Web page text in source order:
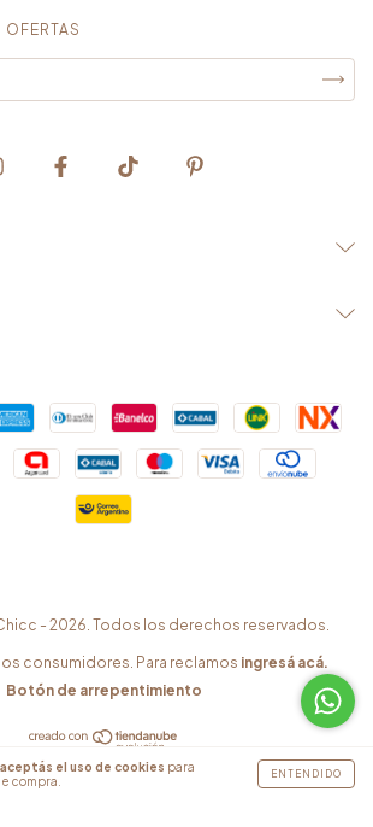
aceptás el uso de cookies para
compra.
ENTENDIDO
- 2026. Todos los derechos reservados.
consumidores. Para reclamos ingresá acá.
Botón de arrepentimiento